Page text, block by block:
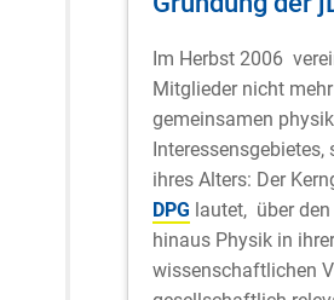
Im Herbst 2006
Mitglieder nicht
gemeinsamen
ihres Alters: Der
DPG lautet, über
hinaus Physik in
wissenschaftlichen